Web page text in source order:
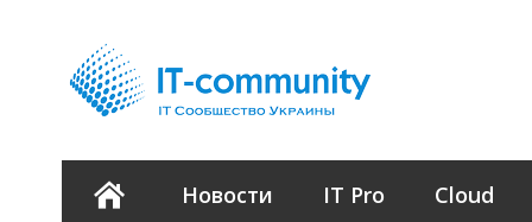
Новости IT Pro Cloud